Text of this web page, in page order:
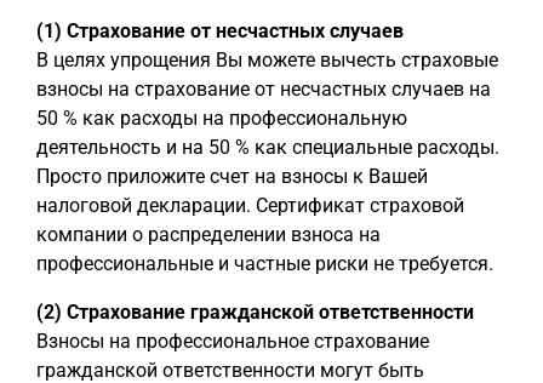
(1) Страхование от несчастных случаев
В целях упрощения Вы можете вычесть страховые
взносы на страхование от несчастных случаев на
50 % как расходы на профессиональную
деятельность и на 50 % как специальные расходы.
Просто приложите счет на взносы к Вашей
налоговой декларации. Сертификат страховой
компании о распределении взноса на
профессиональные и частные риски не требуется.
(2) Страхование гражданской ответственности
Взносы на профессиональное страхование
гражданской ответственности могут быть